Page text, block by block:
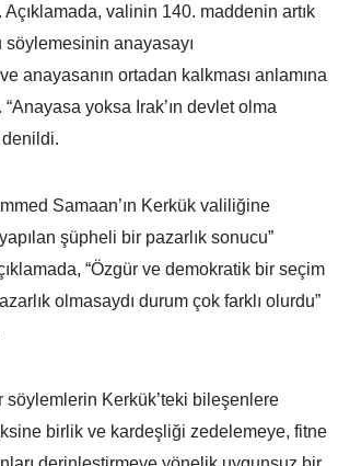
valinin 140. maddenin artık
anayasayı
anayasanın ortadan kalkması anlamına
yoksa Irak’ın devlet olma
denildi.
Samaan’ın Kerkük valiliğine
şüpheli bir pazarlık sonucu”
“Özgür ve demokratik bir seçim
olmasaydı durum çok farklı olurdu”
söylemlerin Kerkük’teki bileşenlere
birlik ve kardeşliği zedelemeye, fitne